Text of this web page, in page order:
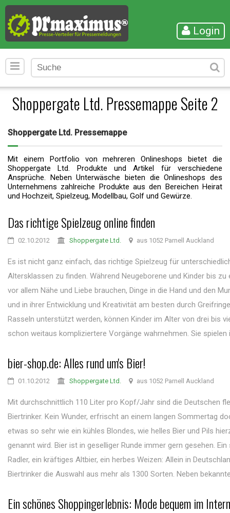
Login
Shoppergate Ltd. Pressemappe Seite 2
Shoppergate Ltd. Pressemappe
Mit einem Portfolio von mehreren Onlineshops bietet die
Shoppergate Ltd. Produkte und Artikel für verschiedene
Ansprüche. Neben Unterwäsche bieten die Onlineshops des
Unternehmens zahlreiche Produkte aus den Bereichen Heirat
und Hochzeit, Spielzeug, Modellbau, Golf und Gewürze.
Das richtige Spielzeug online finden
02.10.2012 Shoppergate Ltd. aus 1052 Parnell Auckland
Es ist nicht ganz einfach, das richtige Spielzeug für
Altersklassen zu finden. Während Neugeborene und Kinder bis zu
vor allem Nähe und Liebe brauchen, Dinge in die Hand und den
und in ihrer Entwicklung und Kreativität am besten durch
Rasseln unterstützt werden, können Kinder im Alter von drei bis
schon weitaus kompliziertere Vorgänge wahrnehmen. Sie spielen
bier-shop.de: Alles rund um's Bier!
01.10.2012 Shoppergate Ltd. aus 1052 Parnell Auckland
Mit durchschnittlich 110 Liter pro Kopf/Jahr sind die Deutschen
Biertrinker. Kein Wunder, erfrischt an einem langen Sommertag
etwas so sehr wie ein kühles Blondes, wie helles Bier und Pils
genannt wird. Bier ist in geselliger Runde immer gern gesehen.
Radler, ein kräftiges Altbier, ein herbes Weizen: Allein in
Biertrinker die Auswahl aus mehr als 1300 Sorten. Neben
Ein schönes Shoppingerlebnis: Mode bequem im